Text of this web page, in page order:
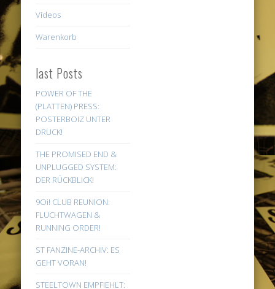
Videos
Warenkorb
last Posts
POWER OF THE
(PLATTEN) PRESS:
POSTERBOIZ UNTER
DRUCK!
THE PROMISED END &
UNPLUGGED SYSTEM:
DER RÜCKBLICK!
9Oi! CLUB REUNION:
FLUCHTWAGEN &
RUNNING ORDER!
ST FANZINE-ARCHIV: ES
GEHT VORAN!
STEELTOWN EMPFIEHLT: